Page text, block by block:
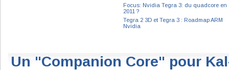
Focus: Nvidia Tegra 3: du quadcore en
2011 ?
Tegra 2 3D et Tegra 3 : Roadmap ARM
Nvidia
Un "Companion Core" pour